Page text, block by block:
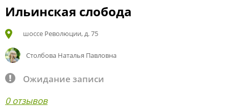
Ильинская слобода
шоссе Революции, д. 75
Столбова Наталья Павловна
Ожидание записи
0 отзывов